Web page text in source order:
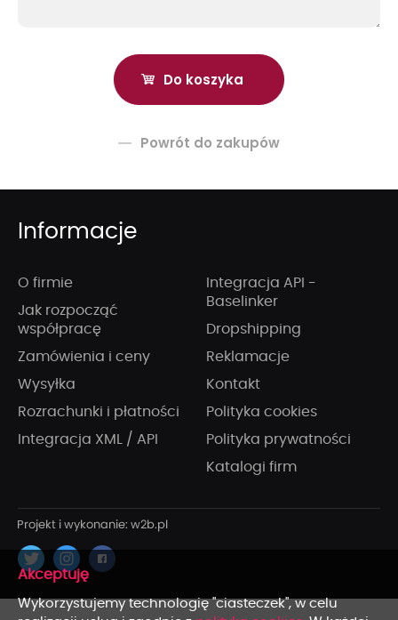
Powrót do zakupów
Informacje
O firmie
Jak rozpocząć
współpracę
Zamówienia i ceny
Wysyłka
Rozrachunki i płatności
Integracja XML / API
Integracja API -
Baselinker
Dropshipping
Reklamacje
Kontakt
Polityka cookies
Polityka prywatności
Katalogi firm
x
Wykorzystujemy technologię "ciasteczek", w celu